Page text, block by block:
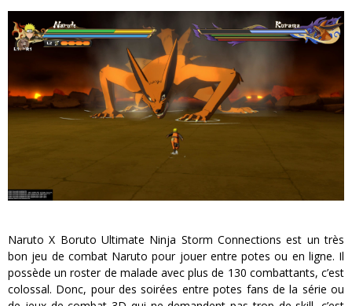
Naruto X Boruto Ultimate Ninja Storm Connections est un très
bon jeu de combat Naruto pour jouer entre potes ou en ligne. Il
possède un roster de malade avec plus de 130 combattants, c’est
colossal. Donc, pour des soirées entre potes fans de la série ou